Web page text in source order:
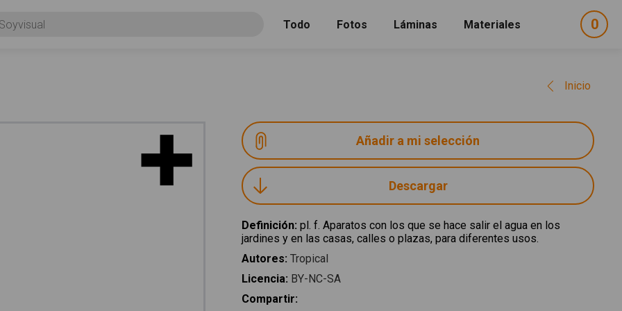
Todo Fotos Láminas Materiales 0
Inicio
Descargar
Definición: pl. f. Aparatos con los que se hace salir el agua en los
jardines y en las casas, calles o plazas, para diferentes usos.
Autores: Tropical
Licencia: BY-NC-SA
Compartir: